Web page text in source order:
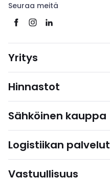
Seuraa meitä
Yritys
Hinnastot
Sähköinen kauppa
Logistiikan palvelut
Vastuullisuus